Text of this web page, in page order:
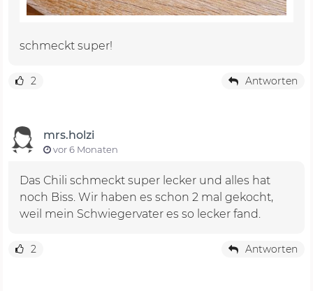
schmeckt super!
2 Antworten
mrs.holzi
vor 6 Monaten
Das Chili schmeckt super lecker und alles hat
noch Biss. Wir haben es schon 2 mal gekocht,
weil mein Schwiegervater es so lecker fand.
2 Antworten